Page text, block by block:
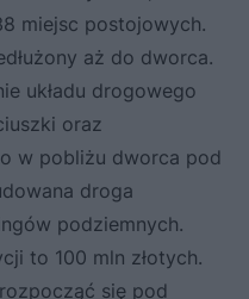
miejsc postojowych.
aż do dworca.
układu drogowego
oraz
w pobliżu dworca pod
droga
podziemnych.
to 100 mln złotych.
się pod